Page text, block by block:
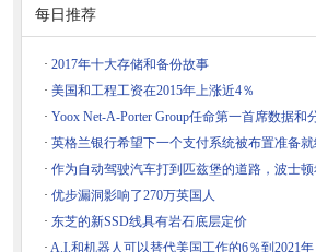
每日推荐
· 2017年十大存储和备份故事
· 美国和工程工资在2015年上涨近4％
· Yoox Net-A-Porter Group任命第一首席数据和
· 英格兰银行希望下一个支付系统被布置准备
· 作为自动驾驶汽车打到匹兹堡的道路，波士
· 优步漏洞影响了270万英国人
· 东芝的新SSD线具有岩石底层定价
· A.I.和机器人可以替代美国工作的6％到2021年